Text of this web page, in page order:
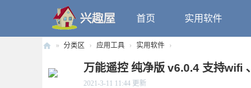
首页 实用软件
趣
» 分类区 › 应用工具 › 实用软件 ›
万能遥控 纯净版 v6.0.4 支持wifi
2021-3-11 11:44 更新